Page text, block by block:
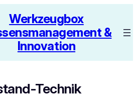
Werkzeugbox
&
Innovation
Technik